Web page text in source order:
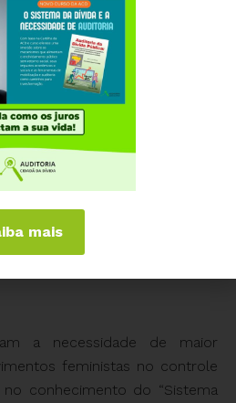
de 2013, pagos em 2014.
proposto pelo Executivo
trilhão
para os gastos com
47%de tudo que o país vai
privatizações e emissão de
rendas.
a necessidade de maior
feministas no controle
conhecimento do “Sistema
mais